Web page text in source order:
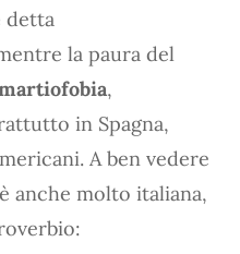
detta
la paura del
,
in Spagna,
A ben vedere
anche molto italiana,